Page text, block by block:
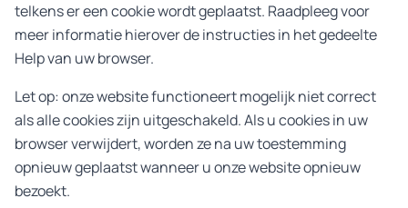
telkens er een cookie wordt geplaatst. Raadpleeg voor
meer informatie hierover de instructies in het gedeelte
Help van uw browser.
Let op: onze website functioneert mogelijk niet correct
als alle cookies zijn uitgeschakeld. Als u cookies in uw
browser verwijdert, worden ze na uw toestemming
opnieuw geplaatst wanneer u onze website opnieuw
bezoekt.